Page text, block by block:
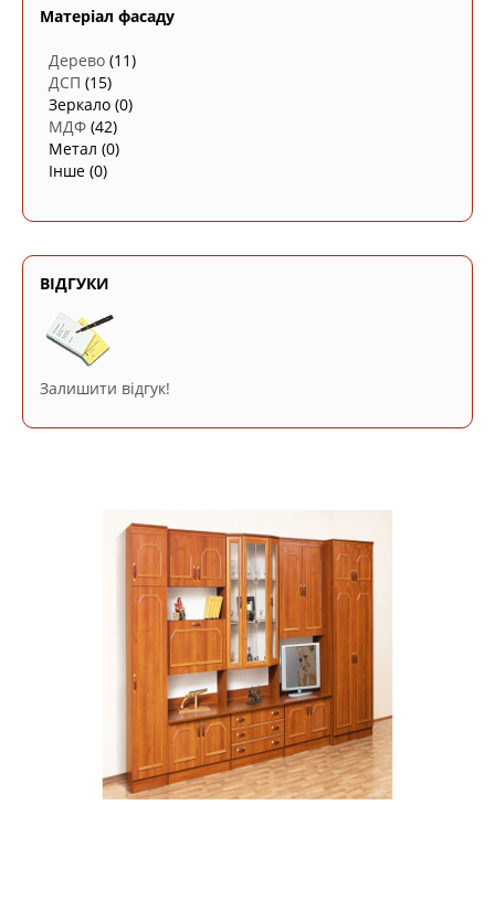
Матеріал фасаду
Дерево (11)
ДСП (15)
Зеркало (0)
МДФ (42)
Метал (0)
Інше (0)
ВІДГУКИ
Залишити відгук!